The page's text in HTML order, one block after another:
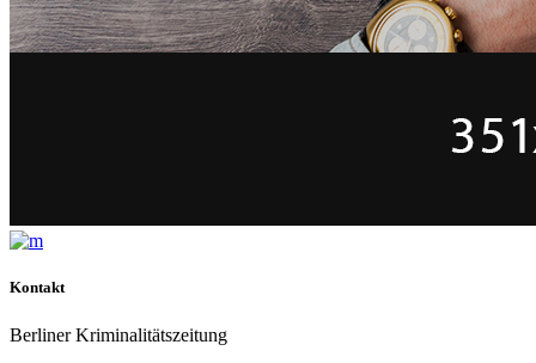
Kontakt
Berliner Kriminalitätszeitung